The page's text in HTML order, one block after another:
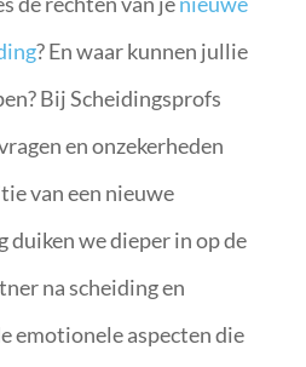
? En waar kunnen jullie
Bij Scheidingsprofs
en onzekerheden
van een nieuwe
duiken we dieper in op de
na scheiding en
emotionele aspecten die